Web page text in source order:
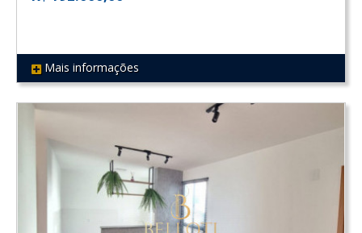
REF 382
Mais informações